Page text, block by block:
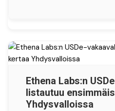
Ethena Labs:n
listautuu
Yhdysvalloissa